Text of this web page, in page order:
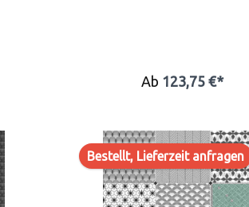
Ab 123,75 €*
Bestellt, Lieferzeit anfragen